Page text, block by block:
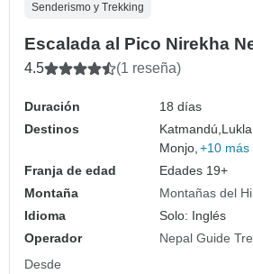
Senderismo y Trekking
Escalada al Pico Nirekha
4.5 (1 reseña)
Duración
18 días
Destinos
Katmandú,
Monjo, +10 más
Franja de edad
Edades 19+
Montaña
Montañas del
Idioma
Solo: Inglés
Operador
Nepal Guide
Desde